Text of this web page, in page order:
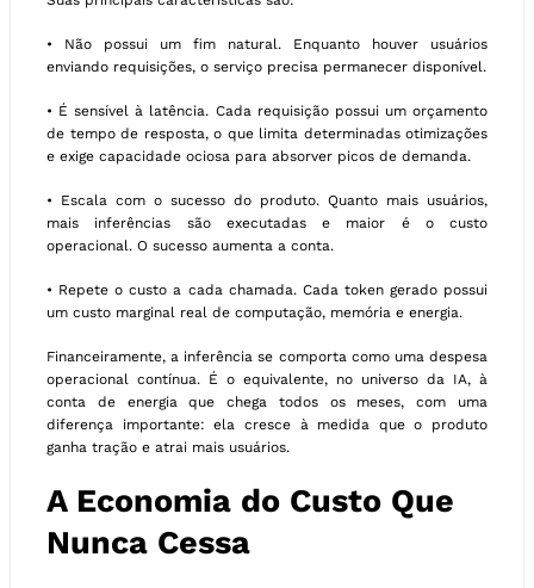
• Não possui um fim natural. Enquanto houver usuários
enviando requisições, o serviço precisa permanecer disponível.
• É sensível à latência. Cada requisição possui um orçamento
de tempo de resposta, o que limita determinadas otimizações
e exige capacidade ociosa para absorver picos de demanda.
• Escala com o sucesso do produto. Quanto mais usuários,
mais inferências são executadas e maior é o custo
operacional. O sucesso aumenta a conta.
• Repete o custo a cada chamada. Cada token gerado possui
um custo marginal real de computação, memória e energia.
Financeiramente, a inferência se comporta como uma despesa
operacional contínua. É o equivalente, no universo da IA, à
conta de energia que chega todos os meses, com uma
diferença importante: ela cresce à medida que o produto
ganha tração e atrai mais usuários.
A Economia do Custo Que
Nunca Cessa